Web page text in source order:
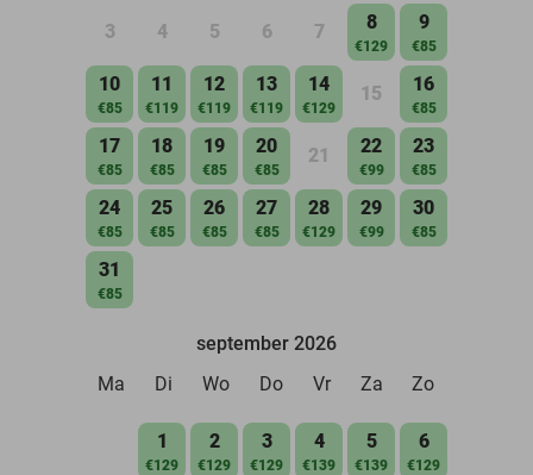
3 4 5 6 7 8
€129
9
€85
10
€85
11
€119
12
€119
13
€119
14
€129
15 16
€85
17
€85
18
€85
19
€85
20
€85
21 22
€99
23
€85
24
€85
25
€85
26
€85
27
€85
28
€129
29
€99
30
€85
31
€85
september 2026
Ma
Di Wo Do Vr Za Zo
1
€129
2
€129
3
€129
4
€139
5
€139
6
€129